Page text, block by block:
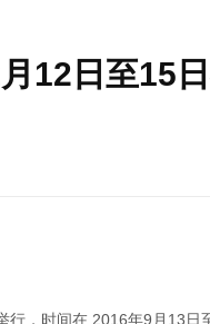
12日至15
，时间在 2016年9月13日